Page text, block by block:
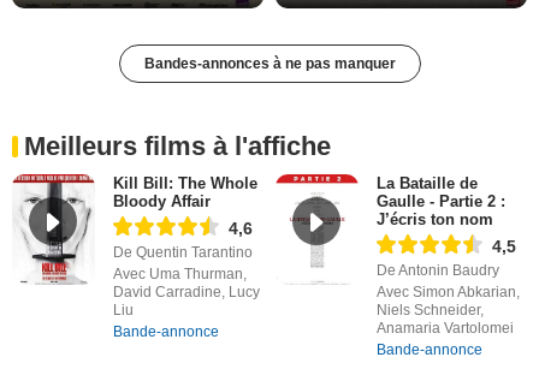
Bandes-annonces à ne pas manquer
Meilleurs films à l'affiche
Kill Bill: The Whole
Bloody Affair
4,6
De Quentin Tarantino
Avec Uma Thurman,
David Carradine, Lucy
Liu
Bande-annonce
La Bataille de
Gaulle - Partie 2 :
J’écris ton nom
4,5
De Antonin Baudry
Avec Simon Abkarian,
Niels Schneider,
Anamaria Vartolomei
Bande-annonce